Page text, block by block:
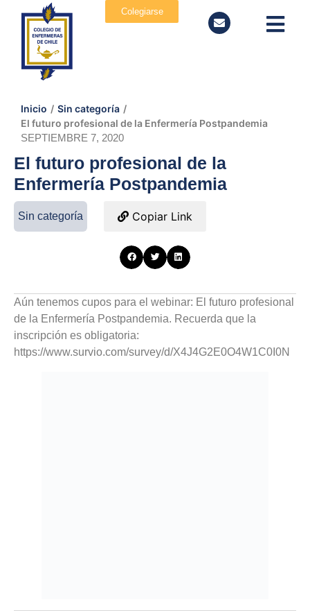
Colegiarse
Inicio / Sin categoría /
El futuro profesional de la Enfermería Postpandemia
SEPTIEMBRE 7, 2020
El futuro profesional de la
Enfermería Postpandemia
Sin categoría Copiar Link
Aún tenemos cupos para el webinar: El futuro profesional
de la Enfermería Postpandemia. Recuerda que la
inscripción es obligatoria:
https://www.survio.com/survey/d/X4J4G2E0O4W1C0I0N